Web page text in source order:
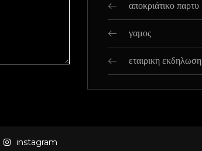
αποκριάτικο παρτυ
γαμος
εταιρικη εκδηλωση
instagram